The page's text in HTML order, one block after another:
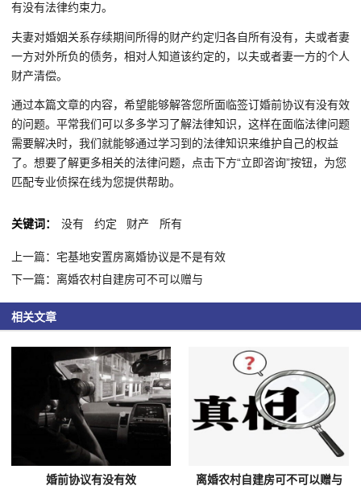
有没有法律约束力。
夫妻对婚姻关系存续期间所得的财产约定归各自所有没有，夫或者妻
一方对外所负的债务，相对人知道该约定的，以夫或者妻一方的个人
财产清偿。
通过本篇文章的内容，希望能够解答您所面临签订婚前协议有没有效
的问题。平常我们可以多多学习了解法律知识，这样在面临法律问题
需要解决时，我们就能够通过学习到的法律知识来维护自己的权益
了。想要了解更多相关的法律问题，点击下方“立即咨询”按钮，为您
匹配专业侦探在线为您提供帮助。
关键词： 没有 约定 财产 所有
上一篇：宅基地安置房离婚协议是不是有效
下一篇：离婚农村自建房可不可以赠与
相关文章
婚前协议有没有效 离婚农村自建房可不可以赠与